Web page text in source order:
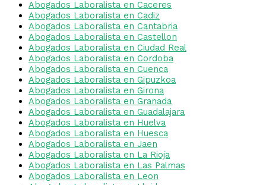
Abogados Laboralista en Caceres
Abogados Laboralista en Cadiz
Abogados Laboralista en Cantabria
Abogados Laboralista en Castellon
Abogados Laboralista en Ciudad Real
Abogados Laboralista en Cordoba
Abogados Laboralista en Cuenca
Abogados Laboralista en Gipuzkoa
Abogados Laboralista en Girona
Abogados Laboralista en Granada
Abogados Laboralista en Guadalajara
Abogados Laboralista en Huelva
Abogados Laboralista en Huesca
Abogados Laboralista en Jaen
Abogados Laboralista en La Rioja
Abogados Laboralista en Las Palmas
Abogados Laboralista en Leon